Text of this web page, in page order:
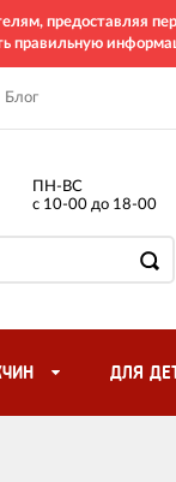
предоставляя
правильную
Блог
ПН-ВС
с 10-00 до 18-00
ДЛЯ